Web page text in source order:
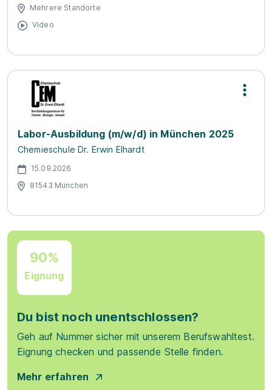
Mehrere Standorte
Video
Labor-Ausbildung (m/w/d) in München 2025
Chemieschule Dr. Erwin Elhardt
15.09.2026
81543 München
90%
Eignung
Du bist noch unentschlossen?
Geh auf Nummer sicher mit unserem Berufswahltest.
Eignung checken und passende Stelle finden.
Mehr erfahren